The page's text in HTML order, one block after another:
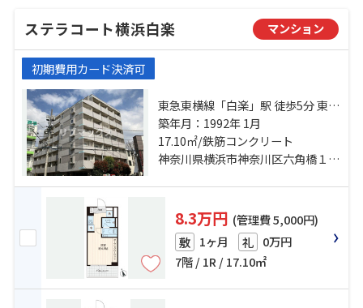
ステラコート横浜白楽 マンション
初期費用カード決済可
東急東横線「白楽」駅 徒歩5分 東急
東横線「東白楽」駅 徒歩15分 ブル
ーライン「岸根公園」駅 徒歩15分
築年月：1992年 1月
17.10㎡/鉄筋コンクリート
神奈川県横浜市神奈川区六角橋１丁目
8.3万円 (管理費 5,000円)
敷 1ヶ月 礼 0万円
7階 / 1R / 17.10㎡